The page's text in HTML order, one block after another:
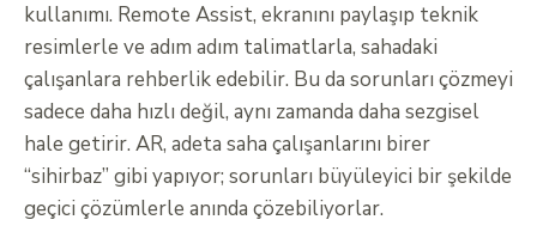
kullanımı. Remote Assist, ekranını paylaşıp teknik
resimlerle ve adım adım talimatlarla, sahadaki
çalışanlara rehberlik edebilir. Bu da sorunları çözmeyi
sadece daha hızlı değil, aynı zamanda daha sezgisel
hale getirir. AR, adeta saha çalışanlarını birer
“sihirbaz” gibi yapıyor; sorunları büyüleyici bir şekilde
geçici çözümlerle anında çözebiliyorlar.